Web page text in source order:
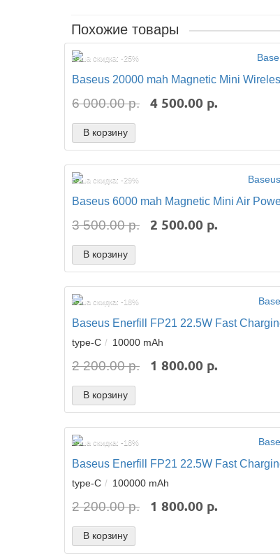
Похожие товары
Ваша скидка: -25%
Baseus 20000 mah Magnetic Mini
6 000.00 р. 4 500.00 р.
В корзину
Ваша скидка: -29%
Baseus 6000 mah Magnetic Mini Air
3 500.00 р. 2 500.00 р.
В корзину
Ваша скидка: -18%
Baseus Enerfill FP21 22.5W Fast
type-C 10000 mAh
2 200.00 р. 1 800.00 р.
В корзину
Ваша скидка: -18%
Baseus Enerfill FP21 22.5W Fast
type-C 100000 mAh
2 200.00 р. 1 800.00 р.
В корзину